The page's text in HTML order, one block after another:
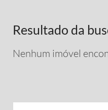
Resultado da
Nenhum imóvel